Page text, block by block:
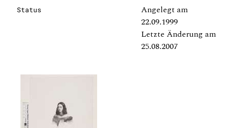
Status
Angelegt am
22.09.1999
Letzte Änderung am
25.08.2007